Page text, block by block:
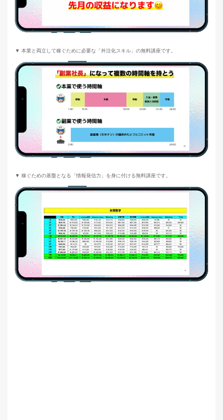
▼ 本業と両立して稼ぐために必要な「外注化スキル」の無料講座です。
▼ 稼ぐための基盤となる「情報発信力」を身に付ける無料講座です。